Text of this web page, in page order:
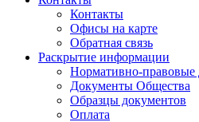
Контакты
Офисы на карте
Обратная связь
Раскрытие информации
Нормативно-правовые
Документы Общества
Образцы документов
Оплата